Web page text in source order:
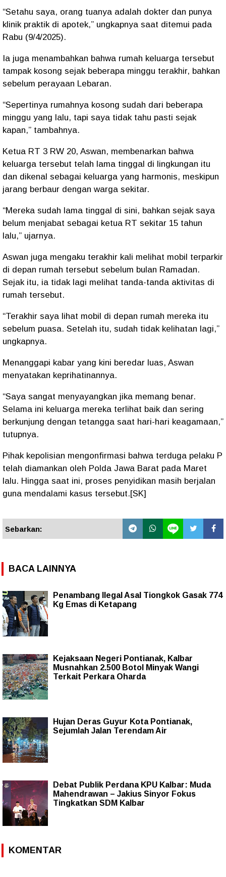
“Setahu saya, orang tuanya adalah dokter dan punya
klinik praktik di apotek,” ungkapnya saat ditemui pada
Rabu (9/4/2025).
Ia juga menambahkan bahwa rumah keluarga tersebut
tampak kosong sejak beberapa minggu terakhir, bahkan
sebelum perayaan Lebaran.
“Sepertinya rumahnya kosong sudah dari beberapa
minggu yang lalu, tapi saya tidak tahu pasti sejak
kapan,” tambahnya.
Ketua RT 3 RW 20, Aswan, membenarkan bahwa
keluarga tersebut telah lama tinggal di lingkungan itu
dan dikenal sebagai keluarga yang harmonis, meskipun
jarang berbaur dengan warga sekitar.
“Mereka sudah lama tinggal di sini, bahkan sejak saya
belum menjabat sebagai ketua RT sekitar 15 tahun
lalu,” ujarnya.
Aswan juga mengaku terakhir kali melihat mobil terparkir
di depan rumah tersebut sebelum bulan Ramadan.
Sejak itu, ia tidak lagi melihat tanda-tanda aktivitas di
rumah tersebut.
“Terakhir saya lihat mobil di depan rumah mereka itu
sebelum puasa. Setelah itu, sudah tidak kelihatan lagi,”
ungkapnya.
Menanggapi kabar yang kini beredar luas, Aswan
menyatakan keprihatinannya.
“Saya sangat menyayangkan jika memang benar.
Selama ini keluarga mereka terlihat baik dan sering
berkunjung dengan tetangga saat hari-hari keagamaan,”
tutupnya.
Pihak kepolisian mengonfirmasi bahwa terduga pelaku P
telah diamankan oleh Polda Jawa Barat pada Maret
lalu. Hingga saat ini, proses penyidikan masih berjalan
guna mendalami kasus tersebut.[SK]
Sebarkan:
BACA LAINNYA
Penambang Ilegal Asal Tiongkok Gasak 774
Kg Emas di Ketapang
Kejaksaan Negeri Pontianak, Kalbar
Musnahkan 2.500 Botol Minyak Wangi
Terkait Perkara Oharda
Hujan Deras Guyur Kota Pontianak,
Sejumlah Jalan Terendam Air
Debat Publik Perdana KPU Kalbar: Muda
Mahendrawan – Jakius Sinyor Fokus
Tingkatkan SDM Kalbar
KOMENTAR